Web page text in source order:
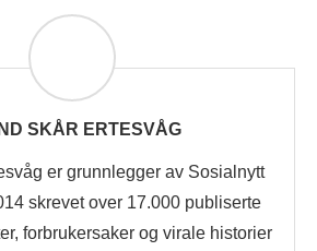
SKÅR ERTESVÅG
er grunnlegger av Sosialnytt
skrevet over 17.000 publiserte
forbrukersaker og virale historier